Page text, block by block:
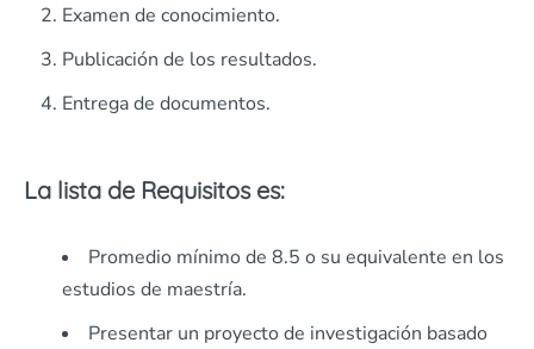
Examen de conocimiento.
Publicación de los resultados.
Entrega de documentos.
La lista de Requisitos es:
Promedio mínimo de 8.5 o su equivalente en los
estudios de maestría.
Presentar un proyecto de investigación basado